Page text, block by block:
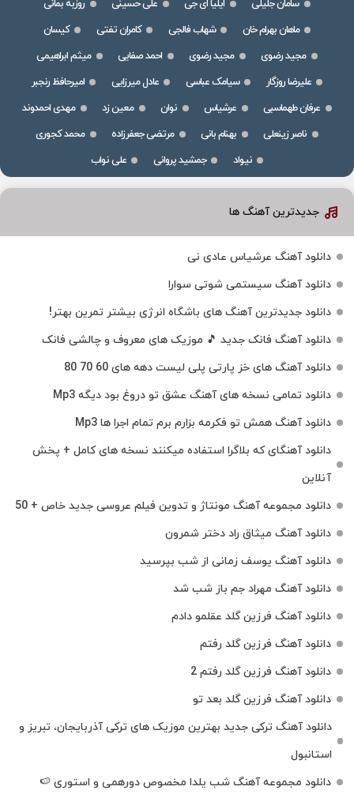
سامان جلیلی ایلیا ای جی علی حسینی
روزبه بمانی
ماهان بهرام خان
شهاب فالجی کامران تفتی
کیسان
مجید رضوی
مجید رضوی احمد صفایی
میثم ابراهیمی
علیرضا روزگار
سیامک عباسی عادل میرزایی
امیرحافظ رنجبر
عرفان طهماسبی
عرشیاس نوان معین زد
مهدی احمدوند
ناصر زینعلی
بهنام بانی مرتضی جعفرزاده
محمد کجوری
نیواد
جمشید پروانی علی نواب
جدیدترین آهنگ ها
دانلود آهنگ عرشیاس عادی نی
دانلود آهنگ سیستمی شوتی سوارا
دانلود جدیدترین آهنگ‌ های باشگاه انرژی بیشتر تمرین بهتر!
دانلود آهنگ فانک جدید 🎵 موزیک‌ های معروف و چالشی فانک
دانلود آهنگ های خز پارتی پلی لیست دهه های 60 70 80
دانلود تمامی نسخه های آهنگ عشق تو دروغ بود دیگه Mp3
دانلود آهنگ همش تو فکرمه بزارم برم تمام اجرا ها Mp3
دانلود آهنگای که بلاگرا استفاده میکنند نسخه های کامل + پخش
آنلاین
دانلود مجموعه آهنگ مونتاژ و تدوین فیلم عروسی جدید خاص + 50
دانلود آهنگ میثاق راد دختر شمرون
دانلود آهنگ یوسف زمانی از شب بپرسید
دانلود آهنگ مهراد جم باز شب شد
دانلود آهنگ فرزین گلد عقلمو دادم
دانلود آهنگ فرزین گلد رفتم
دانلود آهنگ فرزین گلد رفتم 2
دانلود آهنگ فرزین گلد بعد تو
دانلود آهنگ ترکی جدید بهترین موزیک‌ های ترکی آذربایجان، تبریز و
استانبول
دانلود مجموعه آهنگ شب یلدا مخصوص دورهمی و استوری 🍉